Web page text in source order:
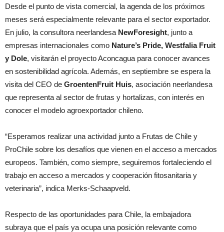
Desde el punto de vista comercial, la agenda de los próximos
meses será especialmente relevante para el sector exportador.
En julio, la consultora neerlandesa NewForesight, junto a
empresas internacionales como Nature’s Pride, Westfalia Fruit
y Dole, visitarán el proyecto Aconcagua para conocer avances
en sostenibilidad agrícola. Además, en septiembre se espera la
visita del CEO de GroentenFruit Huis, asociación neerlandesa
que representa al sector de frutas y hortalizas, con interés en
conocer el modelo agroexportador chileno.
“Esperamos realizar una actividad junto a Frutas de Chile y
ProChile sobre los desafíos que vienen en el acceso a mercados
europeos. También, como siempre, seguiremos fortaleciendo el
trabajo en acceso a mercados y cooperación fitosanitaria y
veterinaria”, indica Merks-Schaapveld.
Respecto de las oportunidades para Chile, la embajadora
subraya que el país ya ocupa una posición relevante como